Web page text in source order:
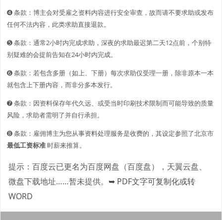
➍ 条款：博主会对受雇之资料内容进行安全审查，故而请不要求助或发布
任何不法内容，此类求助直接退款。
➎ 条款：通常2小时内完成求助，深夜的求助最迟第二天12点前，个别特
别疑难的会提前告知在24小时内完成。
➏ 条款：若包含多册（如上、下册）每次求助仅受理一册，除非原本一本
就包含上下册内容，而非分多本发行。
➐ 条款：因资料保存年代久远、或受当时印刷技术限制而可能导致的质量
风险，求助者需明了并自行承担。
➑ 条款：雇佣博主为您从事资料处理服务是收费的，其设定参照了北京市
最低工资标准时薪来推算。
提示：百度云已更名为百度网盘（百度盘），天翼云盘、
微盘下载地址……暂未提供。 ➥ PDF文字可复制化或转
WORD